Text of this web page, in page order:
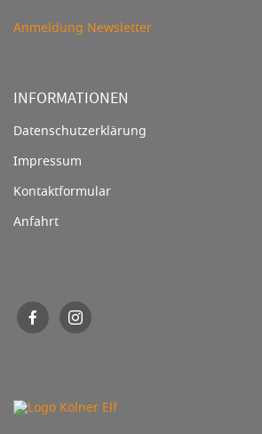
Anmeldung Newsletter
INFORMATIONEN
Datenschutzerklärung
Impressum
Kontaktformular
Anfahrt